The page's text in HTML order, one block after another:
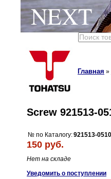
NEXT
Главная »
Screw 921513-
№ по Каталогу:921513-0510
150 руб.
Нет на складе
Уведомить о поступлении